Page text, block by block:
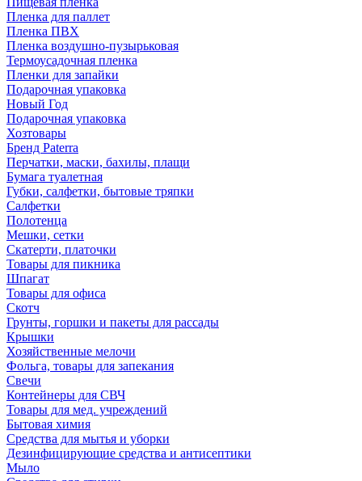
Пленка для паллет
Пленка ПВХ
Пленка воздушно-пузырьковая
Термоусадочная пленка
Пленки для запайки
Подарочная упаковка
Новый Год
Подарочная упаковка
Хозтовары
Бренд Paterra
Перчатки, маски, бахилы, плащи
Бумага туалетная
Губки, салфетки, бытовые тряпки
Салфетки
Полотенца
Мешки, сетки
Скатерти, платочки
Товары для пикника
Шпагат
Товары для офиса
Скотч
Грунты, горшки и пакеты для рассады
Крышки
Хозяйственные мелочи
Фольга, товары для запекания
Свечи
Контейнеры для СВЧ
Товары для мед. учреждений
Бытовая химия
Средства для мытья и уборки
Дезинфицирующие средства и антисептики
Мыло